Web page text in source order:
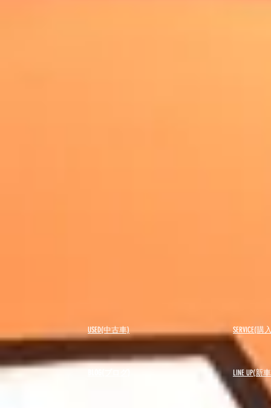
USED(中古車) SERVICE(
LINE UP(新